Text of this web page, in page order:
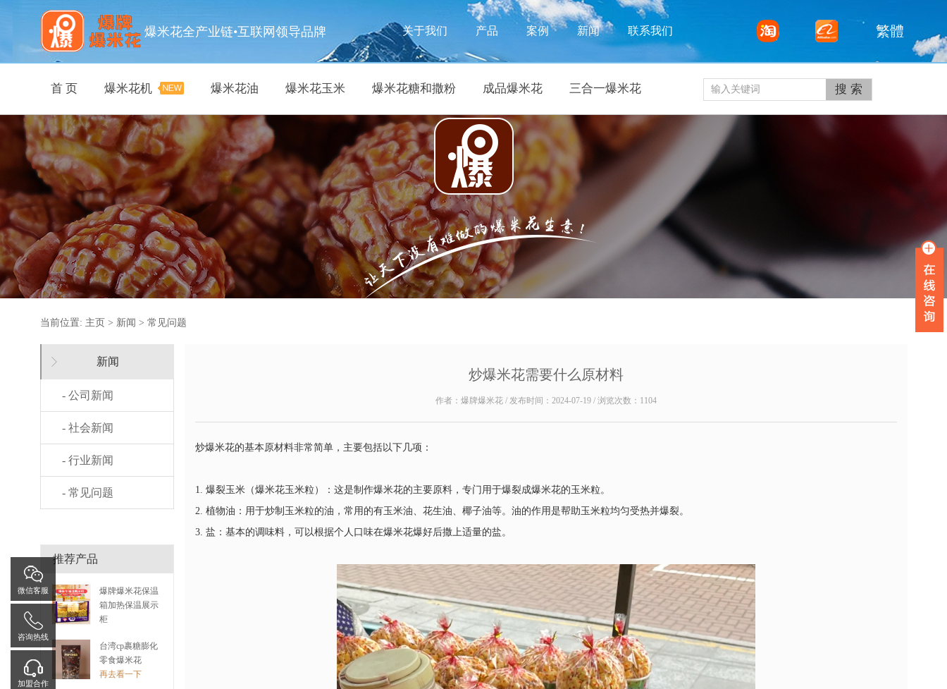
爆米花全产业链•互联网领导品牌 关于我们 产品 案例 新闻 联系我们 繁體
首 页 爆米花机 爆米花油 爆米花玉米 爆米花糖和撒粉 成品爆米花 三合一爆米花
当前位置: 主页 > 新闻 > 常见问题
新闻
- 公司新闻
- 社会新闻
- 行业新闻
- 常见问题
推荐产品
爆牌爆米花保温
箱加热保温展示
柜
台湾cp裹糖膨化
零食爆米花
再去看一下
炒爆米花需要什么原材料
作者：爆牌爆米花 / 发布时间：2024-07-19 / 浏览次数： 1104
炒爆米花的基本原材料非常简单，主要包括以下几项：
1. 爆裂玉米（爆米花玉米粒）：这是制作爆米花的主要原料，专门用于爆裂成爆米花的玉米粒。
2. 植物油：用于炒制玉米粒的油，常用的有玉米油、花生油、椰子油等。油的作用是帮助玉米粒均匀受热并爆裂。
3. 盐：基本的调味料，可以根据个人口味在爆米花爆好后撒上适量的盐。
微信客服
咨询热线
加盟合作